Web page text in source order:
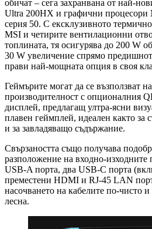
обичат – сега захранвана от най-
Ultra 200HX и графични
серия 50. С ексклузивното
MSI и четирите вентилационни
топлината, тя осигурява до 200 W
30 W увеличение спрямо
прави най-мощната опция в своя
Геймърите могат да се възползват
производителност с опционалния
дисплей, предлагащ ултра-ясни
плавен геймплей, идеален както за
и за завладяващо съдържание.
Свързаността също получава
разположение на входно-изходните
USB-A порта, два USB-C порта
преместени HDMI и RJ-45 LAN
насочването на кабелите по-чисто
лесна.